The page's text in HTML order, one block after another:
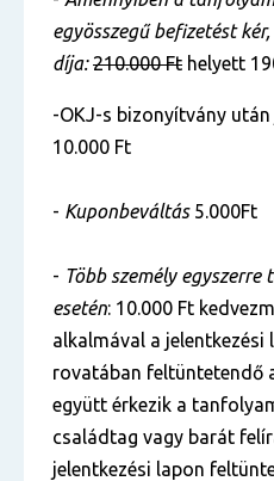
egyösszegű befizetést
díja: 210.000 Ft helyett
-OKJ-s bizonyítvány
10.000 Ft
- Kuponbeváltás5.000Ft
- Több személy egyszerre
esetén: 10.000 Ft
alkalmával a jelentkezési
rovatában feltüntetendő
együtt érkezik a
családtag vagy barát
jelentkezési lapon